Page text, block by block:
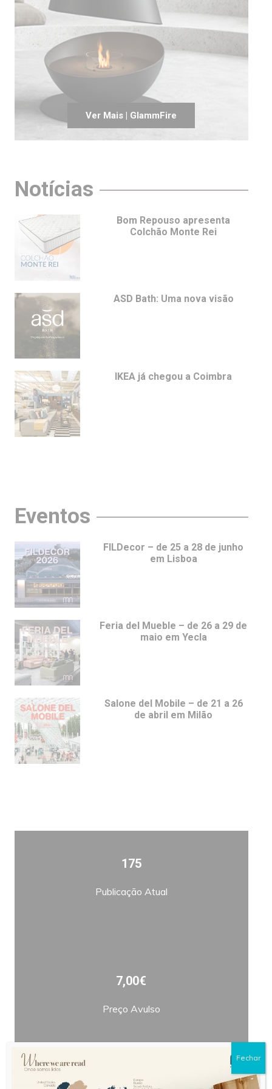
Ver Mais | GlammFire
Notícias
Bom Repouso apresenta
Colchão Monte Rei
ASD Bath: Uma nova visão
IKEA já chegou a Coimbra
Eventos
FILDecor – de 25 a 28 de junho
em Lisboa
Feria del Mueble – de 26 a 29 de
maio em Yecla
Salone del Mobile – de 21 a 26
de abril em Milão
175
Publicação Atual
7,00€
Preço Avulso
Fechar